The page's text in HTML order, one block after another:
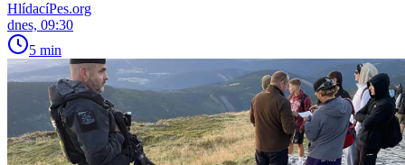
HlídacíPes.org
dnes, 09:30
5 min